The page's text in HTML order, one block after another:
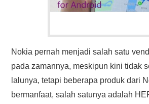
Nokia pernah menjadi salah satu
pada zamannya, meskipun kini tidak
lalunya, tetapi beberapa produk dari
bermanfaat, salah satunya adalah